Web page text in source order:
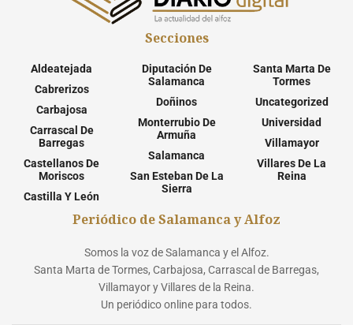
Secciones
Aldeatejada
Cabrerizos
Carbajosa
Carrascal De
Barregas
Castellanos De
Moriscos
Castilla Y León
Diputación De
Salamanca
Doñinos
Monterrubio De
Armuña
Salamanca
San Esteban De La
Sierra
Santa Marta De
Tormes
Uncategorized
Universidad
Villamayor
Villares De La
Reina
Periódico de Salamanca y Alfoz
Somos la voz de Salamanca y el Alfoz.
Santa Marta de Tormes, Carbajosa, Carrascal de Barregas,
Villamayor y Villares de la Reina.
Un periódico online para todos.